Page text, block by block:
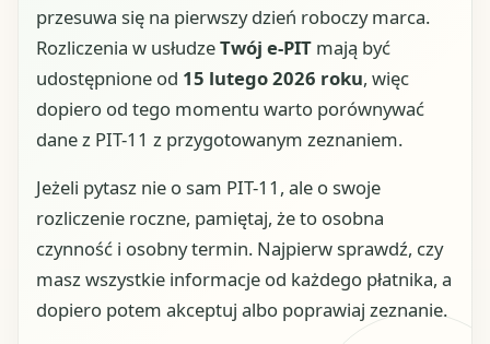
przesuwa się na pierwszy dzień roboczy marca.
Rozliczenia w usłudzeTwój e-PIT mają być
udostępnione od 15 lutego 2026 roku, więc
dopiero od tego momentu warto porównywać
dane z PIT-11 z przygotowanym zeznaniem.
Jeżeli pytasz nie o sam PIT-11, ale o swoje
rozliczenie roczne, pamiętaj, że to osobna
czynność i osobny termin. Najpierw sprawdź, czy
masz wszystkie informacje od każdego płatnika, a
dopiero potem akceptuj albo poprawiaj zeznanie.